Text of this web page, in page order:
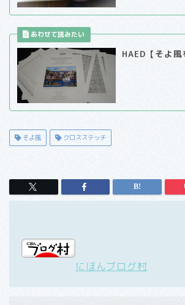
HAED【そよ風
そよ風 クロスステッチ
にほんブログ村